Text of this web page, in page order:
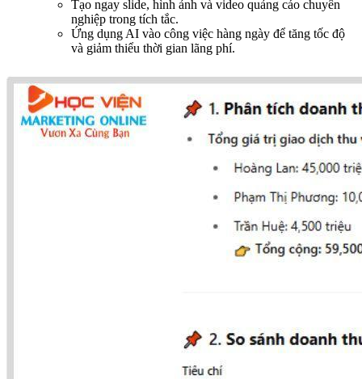
Tạo ngay slide, hình ảnh và video quảng cáo chuyên
nghiệp trong tích tắc.
Ứng dụng AI vào công việc hàng ngày để tăng tốc độ
và giảm thiểu thời gian lãng phí.